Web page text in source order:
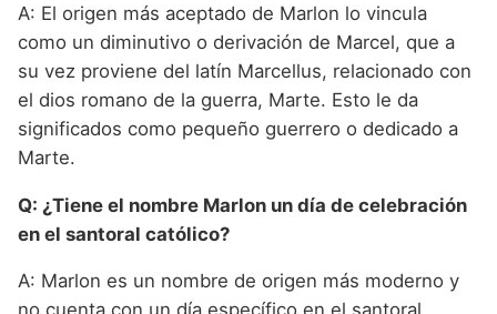
A: El origen más aceptado de Marlon lo vincula
como un diminutivo o derivación de Marcel, que a
su vez proviene del latín Marcellus, relacionado con
el dios romano de la guerra, Marte. Esto le da
significados como pequeño guerrero o dedicado a
Marte.
Q: ¿Tiene el nombre Marlon un día de celebración
en el santoral católico?
A: Marlon es un nombre de origen más moderno y